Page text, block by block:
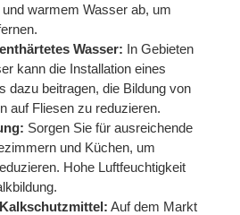
warmem Wasser ab, um
Wasser: In Gebieten
kann die Installation eines
dazu beitragen, die Bildung von
auf Fliesen zu reduzieren.
Sorgen Sie für ausreichende
und Küchen, um
Hohe Luftfeuchtigkeit
Auf dem Markt